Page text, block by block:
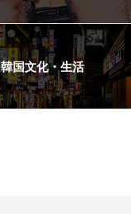
韓国文化・生活